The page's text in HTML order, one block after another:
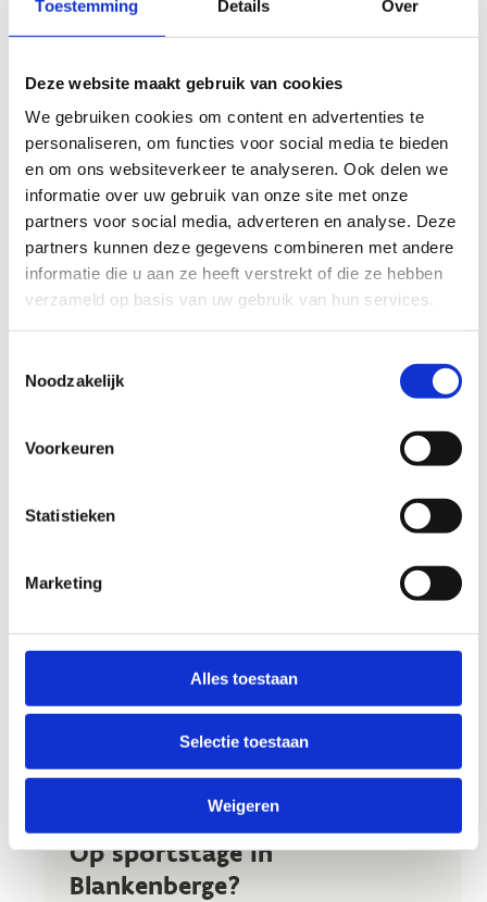
Toestemming Details Over
Deze website maakt gebruik van cookies
We gebruiken cookies om content en advertenties te
personaliseren, om functies voor social media te bieden
en om ons websiteverkeer te analyseren. Ook delen we
informatie over uw gebruik van onze site met onze
partners voor social media, adverteren en analyse. Deze
partners kunnen deze gegevens combineren met andere
informatie die u aan ze heeft verstrekt of die ze hebben
verzameld op basis van uw gebruik van hun services.
Noodzakelijk
Voorkeuren
Statistieken
Marketing
Alles toestaan
Selectie toestaan
Weigeren
wandelen!
wandelingen. Ontdek ze opWandelroutes | De
Kust. Hier kan je tal van wandelingen aan de
kust terugvinden en desgewenst online
wandelkaarten aankopen.
Stippel je liever zelf een route uit dan kan dat
via Wandelroutes en wandelknooppunten
Vlaanderen.
Op sportstage in
Blankenberge?